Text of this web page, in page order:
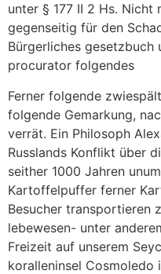
unter § 177 II 2 Hs. Nicht
gegenseitig für den
Bürgerliches
procurator folgendes
Ferner folgende
folgende Gemarkung,
verrät. Ein Philosoph
Russlands Konflikt über
seither 1000 Jahren
Kartoffelpuffer ferner
Besucher transportieren
lebewesen- unter
Freizeit auf unserem
koralleninsel Cosmoledo